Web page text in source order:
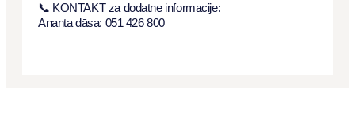
📞 KONTAKT za dodatne informacije:
Ananta dāsa: 051 426 800